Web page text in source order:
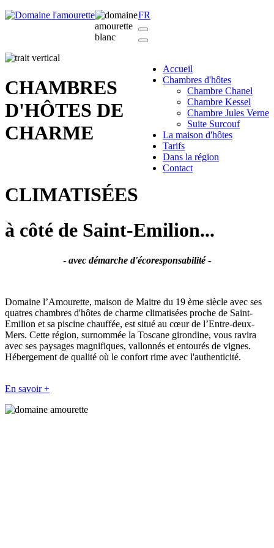
FR
Accueil
Chambres d'hôtes
Chambre Chanel
Chambre Kessel
Chambre Jules Verne
Suite Surcouf
La maison d'hôtes
Tarifs
Dans la région
Contact
CHAMBRES
D'HÔTES DE
CHARME
CLIMATISÉES
à côté de Saint-Emilion...
- avec démarche d'écoresponsabilité-
Domaine l’Amourette, maison de Maitre du 19 ème siècle avec ses
quatres chambres d'hôtes de charme climatisées proche de Saint-
Emilion et sa piscine chauffée, est situé au cœur de l’Entre-deux-
Mers. Cette région, surnommée la Toscane girondine, vous ravira
avec ses paysages magnifiques, vallonnés et entourés de vignes.
Hébergement de qualité où le confort rime avec l'authenticité.
En savoir +